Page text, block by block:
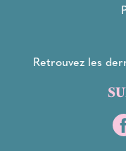
Retrouvez les